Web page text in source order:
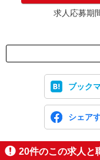
求人応募期
ブック
シェア
20件のこの求人と